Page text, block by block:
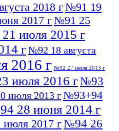
2018 г№91 19
2017 г№91 25
июля 2015 г
г№92 18 августа
2016 г №92 27 июля 2013 г
июля 2016 г№93
июля 2013 г№93+94
28 июня 2014 г
2017 г№94 26